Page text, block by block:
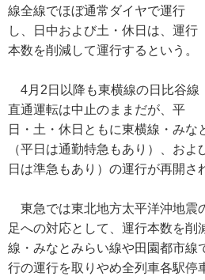
線全線でほぼ通常ダイヤで運行
し、日中および土・休日は、運行
本数を削減して運行するという。
4月2日以降も東横線の日比谷線
直通運転は中止のままだが、平
日・土・休日ともに東横線・みな
（平日は通勤特急もあり）、お
日は準急もあり）の運行が再開さ
東急では東北地方太平洋沖地震
足への対応として、運行本数を削
線・みなとみらい線や田園都市線
行の運行を取りやめ全列車各駅停